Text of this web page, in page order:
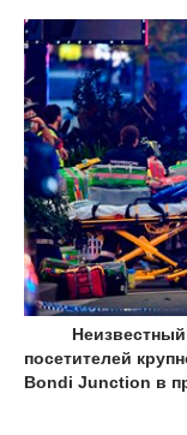
Неизвестный
посетителей
Bondi Junction в